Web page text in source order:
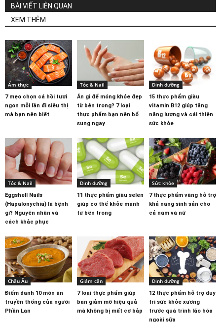
BÀI VIẾT LIÊN QUAN
XEM THÊM
Ẩm thực
7 mẹo chọn cá hồi tươi
ngon mỗi lần đi siêu thị
mà bạn nên biết
Tóc & Nail
Ăn gì để móng khỏe đẹp
từ bên trong? 7 loại
thực phẩm bạn nên bổ
sung ngay
Dinh dưỡng
15 thực phẩm giàu
vitamin B12 giúp tăng
năng lượng và cải thiện
sức khỏe
Tóc & Nail
Eggshell Nails
(Hapalonychia) là bệnh
gì? Nguyên nhân và
cách khắc phục
Dinh dưỡng
11 thực phẩm giàu selen
giúp cơ thể khỏe mạnh
từ bên trong
Sức khỏe
7 thực phẩm vàng hỗ trợ
khả năng sinh sản cho
cả nam và nữ
Châu Âu
Điểm danh 10 món ăn
truyền thống của người
Phần Lan
Giảm cân
7 loại thực phẩm giúp
bạn giảm mỡ hiệu quả
mà không bị mất cơ bắp
Dinh dưỡng
12 thực phẩm hỗ trợ duy
trì sức khỏe xương
trước quá trình lão hóa
ngoài sữa